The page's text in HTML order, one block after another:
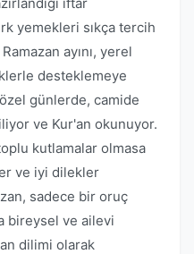
yemekleri sıkça tercih
ayını, yerel
desteklemeye
günlerde, camide
ve Kur'an okunuyor.
kutlamalar olmasa
ve iyi dilekler
sadece bir oruç
bireysel ve ailevi
dilimi olarak